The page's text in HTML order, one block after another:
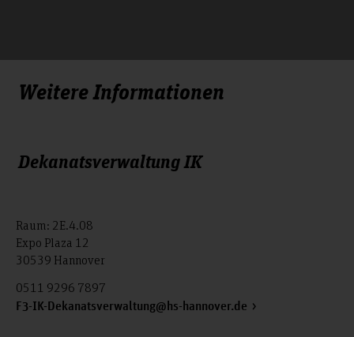
Weitere Informationen
Dekanatsverwaltung IK
Raum: 2E.4.08
Expo Plaza 12
30539 Hannover
0511 9296 7897
F3-IK-Dekanatsverwaltung@hs-hannover.de